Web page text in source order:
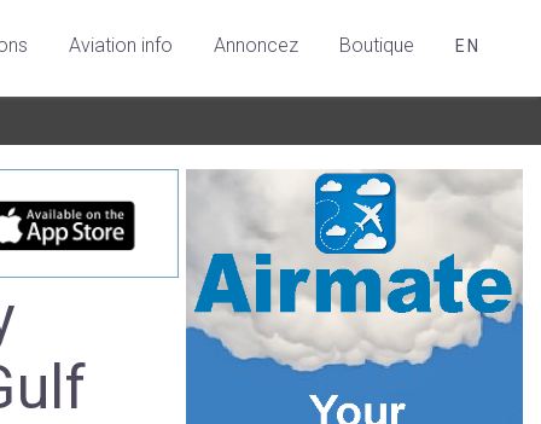
Aviation info Annoncez Boutique EN